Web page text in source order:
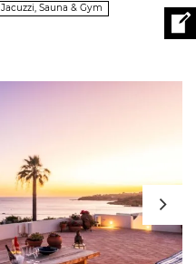
Jacuzzi, Sauna & Gym